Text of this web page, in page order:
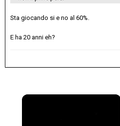
Sta giocando si e no al 60%.
E ha 20 anni eh?
×